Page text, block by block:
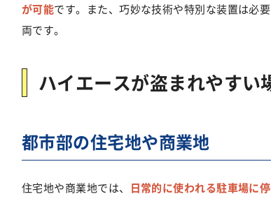
が可能です。また、巧妙な技術や特別な装置は必
両です。
ハイエースが盗まれやすい
都市部の住宅地や商業地
住宅地や商業地では、 日常的に使われる駐車場に